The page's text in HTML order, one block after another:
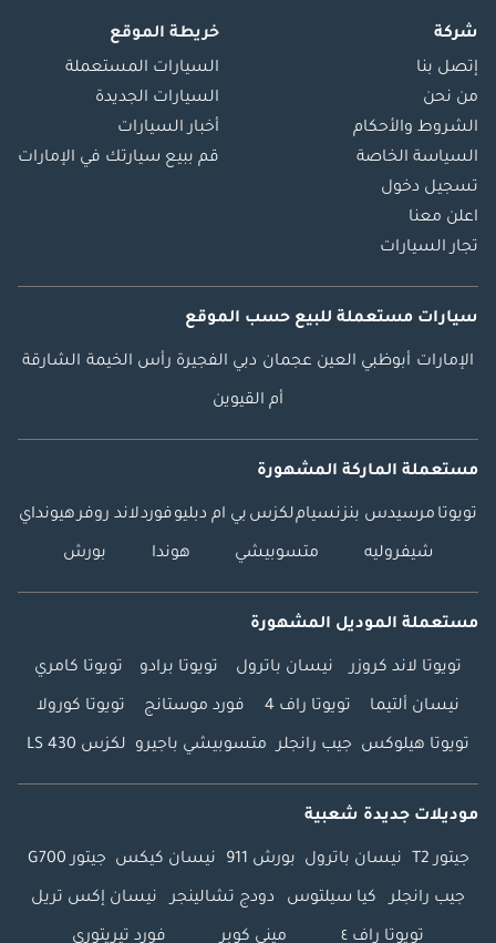
شركة
إتصل بنا
من نحن
الشروط والأحكام
السياسة الخاصة
تسجيل دخول
اعلن معنا
تجار السيارات
خريطة الموقع
السيارات المستعملة
السيارات الجديدة
أخبار السيارات
قم ببيع سيارتك في الإمارات
سيارات مستعملة للبيع حسب الموقع
الإمارات أبوظبي العين عجمان دبي الفجيرة رأس الخيمة الشارقة
أم القيوين
مستعملة الماركة المشهورة
تويوتا مرسيدس بنزنسياملكزس بي ام دبليوفوردلاند روفرهيونداي
شيفروليه متسوبيشي هوندا بورش
مستعملة الموديل المشهورة
تويوتا لاند كروزر نيسان باترول تويوتا برادو تويوتا كامري
نيسان ألتيما تويوتا راف 4 فورد موستانج تويوتا كورولا
تويوتا هيلوكس جيب رانجلر متسوبيشي باجيرو لكزس LS 430
موديلات جديدة شعبية
جيتور T2 نيسان باترول بورش 911 نيسان كيكس جيتور G700
جيب رانجلر كيا سيلتوس دودج تشالينجر نيسان إكس تريل
تويوتا راف ٤ ميني كوبر فورد تيريتوري